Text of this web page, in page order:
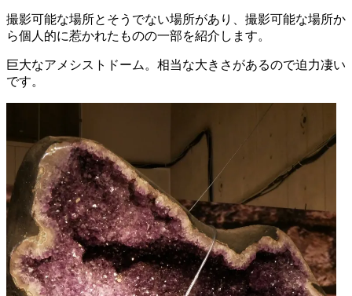
撮影可能な場所とそうでない場所があり、撮影可能な場所か
ら個人的に惹かれたものの一部を紹介します。
巨大なアメシストドーム。相当な大きさがあるので迫力凄い
です。